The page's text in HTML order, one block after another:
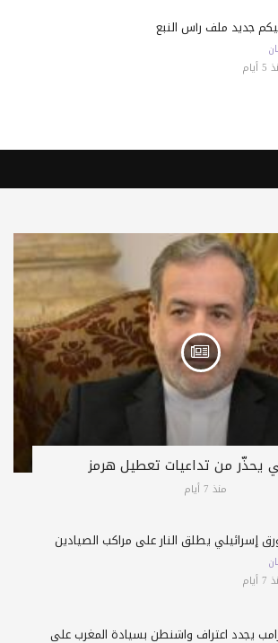
جديد ملف رأس النبع
يحذّر من تداعيات تعطيل هرمز
منذ 7 أيام
إسرائيلي يطلق النار على مراكب الصيادين
يجدد اعتراف واشنطن بسيادة المغرب على